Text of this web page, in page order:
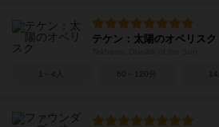
テケン：太陽のオベリスク
1～4人 60～120分 14